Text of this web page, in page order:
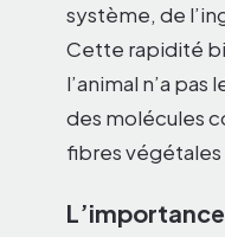
système, de
Cette rapidité
l’animal n’a
des molécules
fibres végétales